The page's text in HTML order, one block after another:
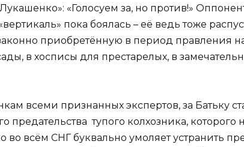
«Голосуем за, но против!»
пока боялась – её ведь тоже
приобретённую в период правления
в хосписы для престарелых, в
всеми признанных экспертов, за Батьку
предательства тупого колхозника, которого
всём СНГ буквально умоляет устранить